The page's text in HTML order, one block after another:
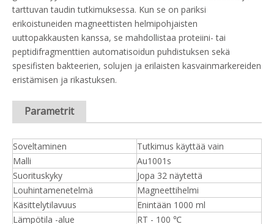
tarttuvan taudin tutkimuksessa. Kun se on pariksi
erikoistuneiden magneettisten helmipohjaisten
uuttopakkausten kanssa, se mahdollistaa proteiini- tai
peptidifragmenttien automatisoidun puhdistuksen sekä
spesifisten bakteerien, solujen ja erilaisten kasvainmarkereiden
eristämisen ja rikastuksen.
Parametrit
Soveltaminen
Tutkimus käyttää vain
Malli
Au1001s
Suorituskyky
Jopa 32 näytettä
Louhintamenetelmä
Magneettihelmi
Käsittelytilavuus
Enintään 1000 ml
Lämpötila -alue
RT - 100 ℃